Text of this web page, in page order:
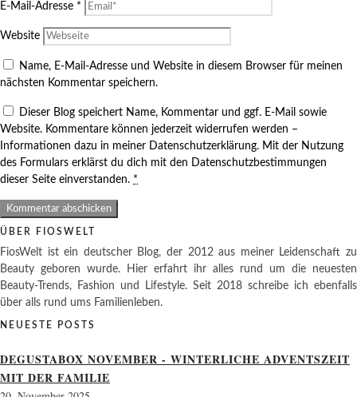
E-Mail-Adresse *
Website
Name, E-Mail-Adresse und Website in diesem Browser für meinen
nächsten Kommentar speichern.
Dieser Blog speichert Name, Kommentar und ggf. E-Mail sowie
Website. Kommentare können jederzeit widerrufen werden –
Informationen dazu in meiner Datenschutzerklärung. Mit der Nutzung
des Formulars erklärst du dich mit den Datenschutzbestimmungen
dieser Seite einverstanden. *
ÜBER FIOSWELT
FiosWelt ist ein deutscher Blog, der 2012 aus meiner Leidenschaft zu
Beauty geboren wurde. Hier erfahrt ihr alles rund um die neuesten
Beauty-Trends, Fashion und Lifestyle. Seit 2018 schreibe ich ebenfalls
über alls rund ums Familienleben.
NEUESTE POSTS
DEGUSTABOX NOVEMBER - WINTERLICHE ADVENTSZEIT
MIT DER FAMILIE